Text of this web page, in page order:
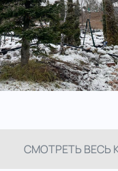
СМОТРЕТЬ ВЕСЬ